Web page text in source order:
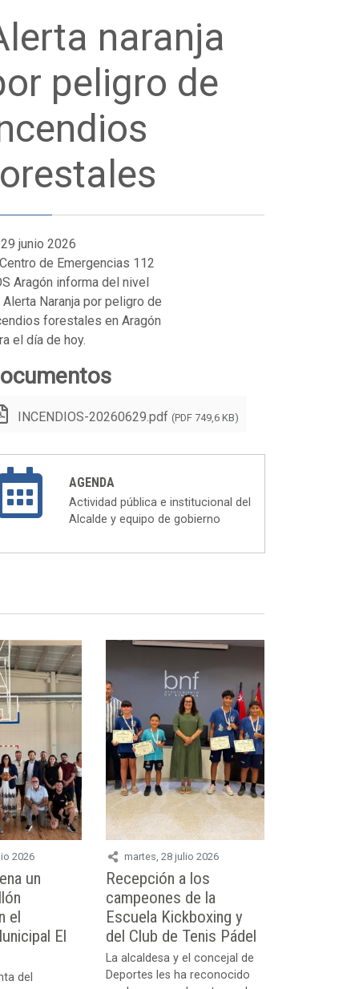
naranja
peligro de
29 junio 2026
de Emergencias 112
Aragón informa del nivel
Alerta Naranja por peligro de
forestales en Aragón
el día de hoy.
INCENDIOS-20260629.pdf (PDF 749,6 KB)
AGENDA
Actividad pública e institucional del
Alcalde y equipo de gobierno
2026
un
el
El
del
martes, 28 julio 2026
Recepción a los
campeones de la
Escuela Kickboxing y
del Club de Tenis Pádel
La alcaldesa y el concejal de
Deportes les ha reconocido